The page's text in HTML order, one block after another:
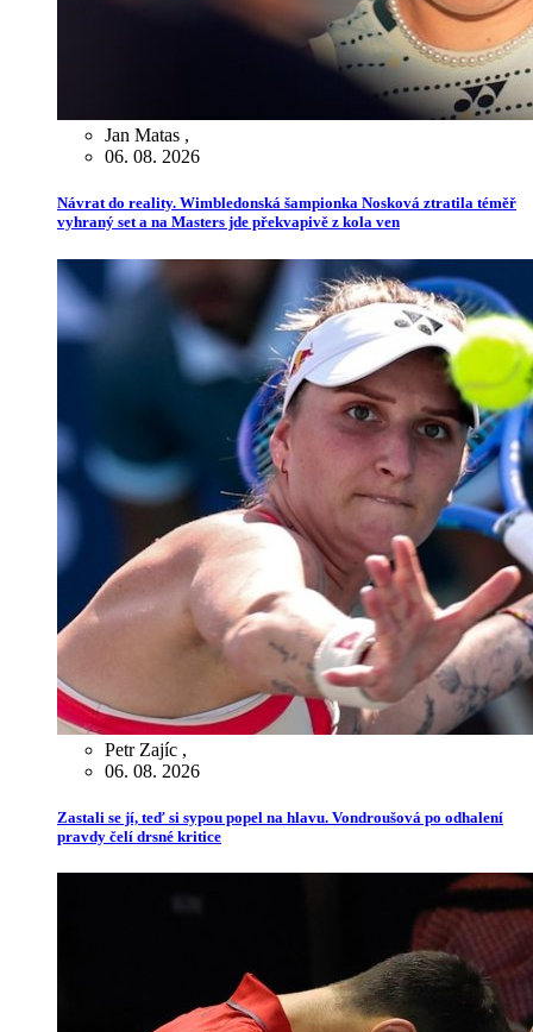
Jan Matas ,
06. 08. 2026
Návrat do reality. Wimbledonská šampionka Nosková ztratila téměř
vyhraný set a na Masters jde překvapivě z kola ven
Petr Zajíc ,
06. 08. 2026
Zastali se jí, teď si sypou popel na hlavu. Vondroušová po odhalení
pravdy čelí drsné kritice